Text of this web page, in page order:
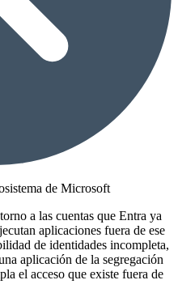
de Microsoft
a las cuentas que Entra ya
aplicaciones fuera de ese
de identidades incompleta,
aplicación de la segregación
el acceso que existe fuera de